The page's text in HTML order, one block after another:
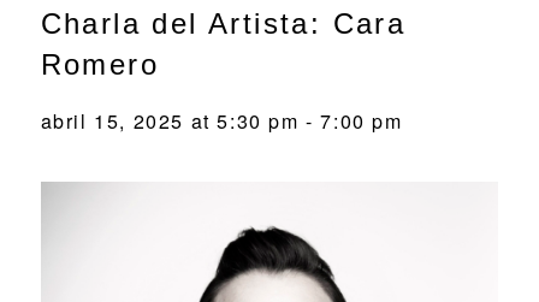
Charla del Artista: Cara
Romero
abril 15, 2025 at 5:30 pm -7:00 pm